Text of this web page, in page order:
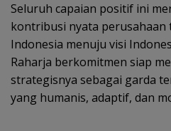
Seluruh capaian positif ini
kontribusi nyata
Indonesia menuju visi
Raharja berkomitmen siap
strategisnya sebagai garda
yang humanis, adaptif, dan